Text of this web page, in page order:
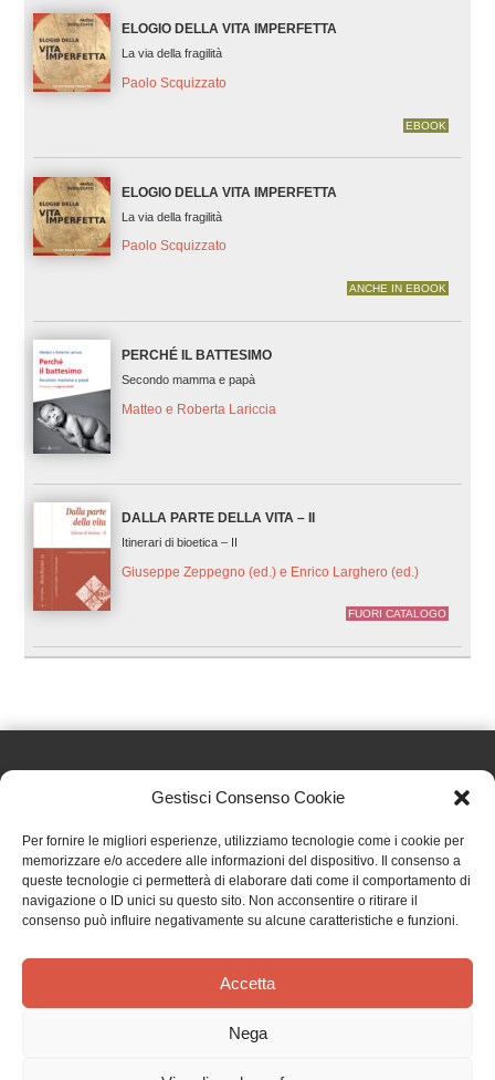
Gestisci Consenso Cookie
Per fornire le migliori esperienze, utilizziamo tecnologie come i cookie per
memorizzare e/o accedere alle informazioni del dispositivo. Il consenso a
queste tecnologie ci permetterà di elaborare dati come il comportamento di
navigazione o ID unici su questo sito. Non acconsentire o ritirare il
consenso può influire negativamente su alcune caratteristiche e funzioni.
Accetta
Nega
ELOGIO DELLA VITA IMPERFETTA
La via della fragilità
Paolo Scquizzato
EBOOK
ELOGIO DELLA VITA IMPERFETTA
La via della fragilità
Paolo Scquizzato
ANCHE IN EBOOK
PERCHÉ IL BATTESIMO
Secondo mamma e papà
Matteo e Roberta Lariccia
DALLA PARTE DELLA VITA – II
Itinerari di bioetica – II
Giuseppe Zeppegno (ed.) e Enrico Larghero (ed.)
FUORI CATALOGO
Effatà Editrice di Pellegrino Paolo SAS
C.F. e P.IVA 09655250018
Via Tre Denti, 1 - 10060 Cantalupa (TO)
Telefono: (+39) 0121 353452 - Fax: (+39) 0121 353839
TERMINI E CONDIZIONI